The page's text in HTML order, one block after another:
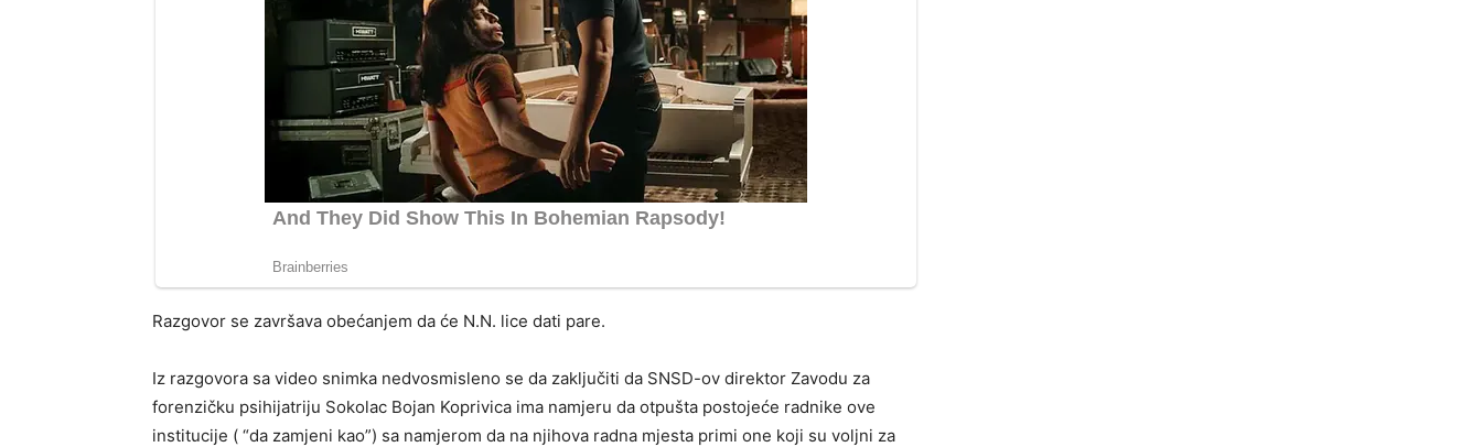
Razgovor se završava obećanjem da će N.N. lice dati pare.
Iz razgovora sa video snimka nedvosmisleno se da zaključiti da SNSD-ov direktor Zavodu za
forenzičku psihijatriju Sokolac Bojan Koprivica ima namjeru da otpušta postojeće radnike ove
institucije ( “da zamjeni kao”) sa namjerom da na njihova radna mjesta primi one koji su voljni za